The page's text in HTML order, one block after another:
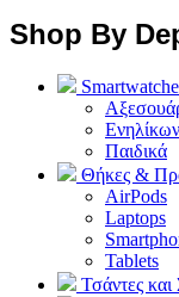
Shop By
Ενηλίκων
Παιδικά
Θήκες &
AirPods
Laptops
Tablets
Τσάντες και